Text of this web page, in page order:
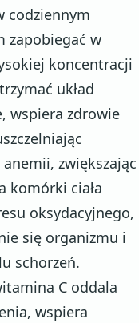
codziennym
zapobiegać w
koncentracji
układ
wspiera zdrowie
zwiększając
komórki ciała
oksydacyjnego,
się organizmu i
schorzeń.
C oddala
wspiera